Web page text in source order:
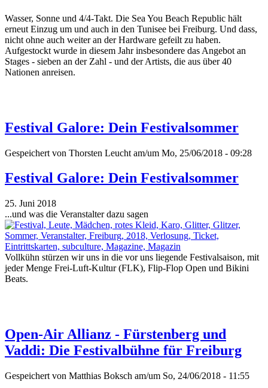
Wasser, Sonne und 4/4-Takt. Die Sea You Beach Republic hält
erneut Einzug um und auch in den Tunisee bei Freiburg. Und dass,
nicht ohne auch weiter an der Hardware gefeilt zu haben.
Aufgestockt wurde in diesem Jahr insbesondere das Angebot an
Stages - sieben an der Zahl - und der Artists, die aus über 40
Nationen anreisen.
Festival Galore: Dein Festivalsommer
Gespeichert von Thorsten Leucht am/um Mo, 25/06/2018 - 09:28
Festival Galore: Dein Festivalsommer
25. Juni 2018
...und was die Veranstalter dazu sagen
Vollkühn stürzen wir uns in die vor uns liegende Festivalsaison, mit
jeder Menge Frei-Luft-Kultur (FLK), Flip-Flop Open und Bikini
Beats.
Open-Air Allianz - Fürstenberg und
Vaddi: Die Festivalbühne für Freiburg
Gespeichert von Matthias Boksch am/um So, 24/06/2018 - 11:55